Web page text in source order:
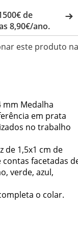
de
8,90€/ano.
este produto na
Medalha
em prata
no trabalho
de 1,5x1 cm de
facetadas
verde, azul,
o colar.